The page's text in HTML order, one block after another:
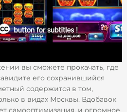
вы сможете прокачать, где
его сохранившийся
содержится в том,
в видах Москвы. Вдобавок